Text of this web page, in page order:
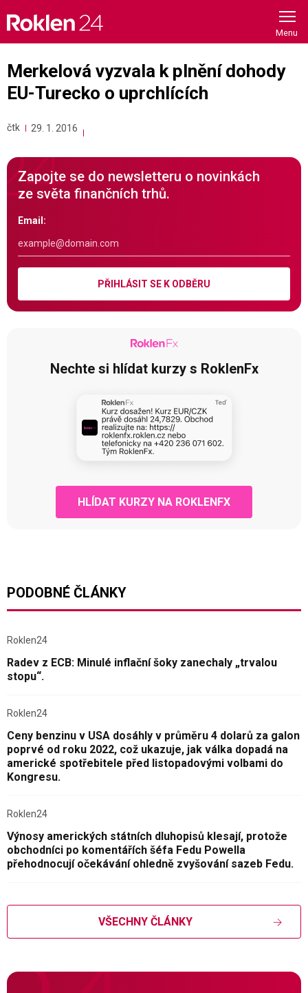
content
Merkelová vyzvala k plnění dohody
EU-Turecko o uprchlících
čtk 29. 1. 2016
Zapojte se do newsletteru o novinkách
ze světa finančních trhů.
Email:
PŘIHLÁSIT SE K ODBĚRU
Nechte si hlídat kurzy s RoklenFx
HLÍDAT KURZY NA ROKLENFX
PODOBNÉ ČLÁNKY
Roklen24
Radev z ECB: Minulé inflační šoky zanechaly „trvalou
stopu“.
Roklen24
Ceny benzinu v USA dosáhly v průměru 4 dolarů za galon
poprvé od roku 2022, což ukazuje, jak válka dopadá na
americké spotřebitele před listopadovými volbami do
Kongresu.
Roklen24
Výnosy amerických státních dluhopisů klesají, protože
obchodníci po komentářích šéfa Fedu Powella
přehodnocují očekávání ohledně zvyšování sazeb Fedu.
VŠECHNY ČLÁNKY